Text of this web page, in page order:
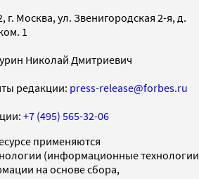
г. Москва, ул. Звенигородская 2-я, д.
1
Николай Дмитриевич
редакции: press-release@forbes.ru
+7 (495) 565-32-06
применяются
(информационные технологии
на основе сбора,